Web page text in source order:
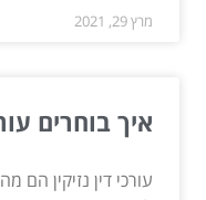
מרץ 29, 2021
איך בוחרים
עורכי דין נזיקין הם